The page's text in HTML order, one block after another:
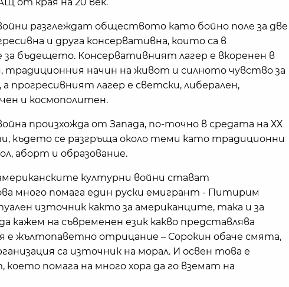
разглеждат обществото като бойно поле за две
и друга консервативна, които са в
бъдещето. Консервативният лагер е вкоренен в
традиционния начин на живот и силното чувство за
прогресивният лагер е светски, либерален,
и космополитен.
произхожда от Запада, по-точно в средата на ХХ
където се разгръща около теми като традиционни
аборт и образование.
културни войни стават
много помага един руски емигрант - Питирим
източник както за американците, така и за
кажем на съвременен език какво представлява
жълтопаветно отрицание – Сорокин обаче смята,
са източник на морал. И освен това е
помага на много хора да го вземат на